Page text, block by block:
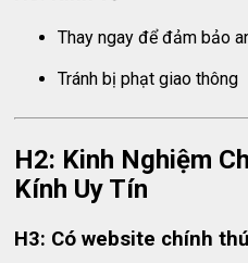
Thay ngay để đảm bảo
Tránh bị phạt giao thông
H2: Kinh Nghiệm
Kính Uy Tín
H3: Có website chính